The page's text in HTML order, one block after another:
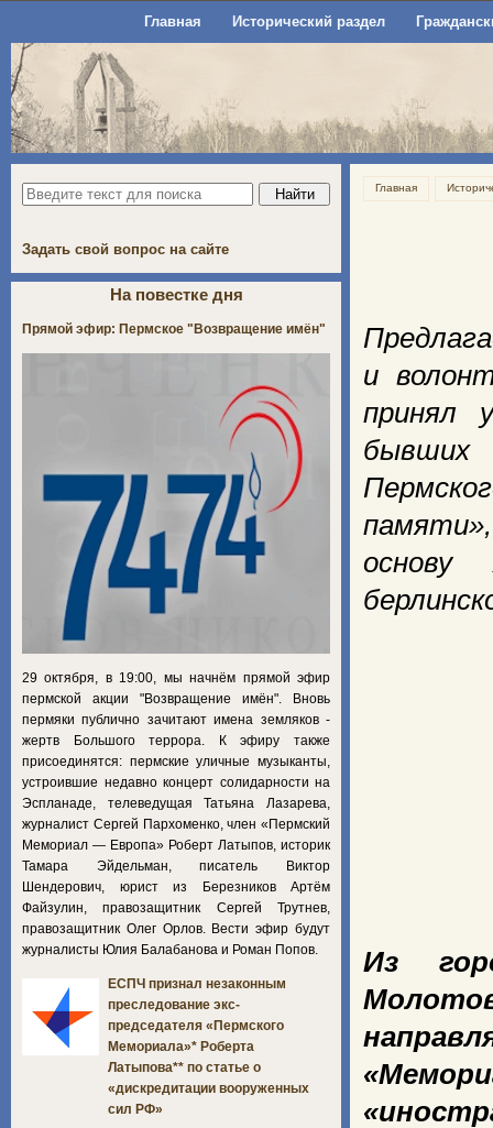
Главная Исторический раздел
Главная
и
принял
бывших
основу
Из
Задать свой вопрос на сайте
На повестке дня
Прямой эфир: Пермское "Возвращение имён"
29 октября, в 19:00, мы начнём прямой эфир
пермской акции "Возвращение имён". Вновь
пермяки публично зачитают имена земляков -
жертв Большого террора. К эфиру также
присоединятся: пермские уличные музыканты,
устроившие недавно концерт солидарности на
Эспланаде, телеведущая Татьяна Лазарева,
журналист Сергей Пархоменко, член «Пермский
Мемориал — Европа» Роберт Латыпов, историк
Тамара Эйдельман, писатель Виктор
Шендерович, юрист из Березников Артём
Файзулин, правозащитник Сергей Трутнев,
правозащитник Олег Орлов. Вести эфир будут
журналисты Юлия Балабанова и Роман Попов.
ЕСПЧ признал незаконным
преследование экс-
председателя «Пермского
Мемориала»* Роберта
Латыпова** по статье о
«дискредитации вооруженных
сил РФ»